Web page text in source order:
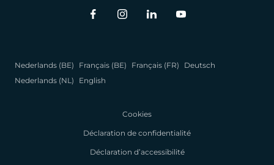
Nederlands (BE) Français (BE) Français (FR)
Deutsch
Nederlands (NL)
English
Cookies
Déclaration de confidentialité
Déclaration d’accessibilité